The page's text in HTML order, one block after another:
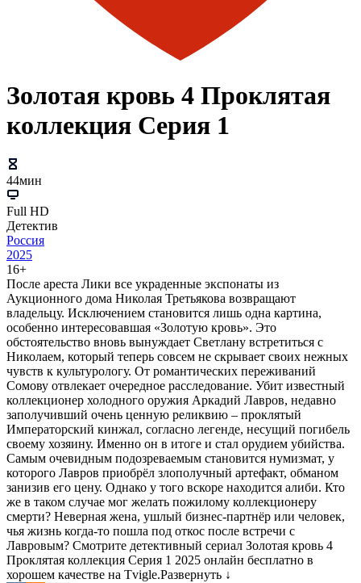
Золотая кровь 4 Проклятая
коллекция Серия 1
44мин
Full HD
Детектив
Россия
2025
16+
После ареста Лики все украденные экспонаты из
Аукционного дома Николая Третьякова возвращают
владельцу. Исключением становится лишь одна картина,
особенно интересовавшая «Золотую кровь». Это
обстоятельство вновь вынуждает Светлану встретиться с
Николаем, который теперь совсем не скрывает своих нежных
чувств к культурологу. От романтических переживаний
Сомову отвлекает очередное расследование. Убит известный
коллекционер холодного оружия Аркадий Лавров, недавно
заполучивший очень ценную реликвию – проклятый
Императорский кинжал, согласно легенде, несущий погибель
своему хозяину. Именно он в итоге и стал орудием убийства.
Самым очевидным подозреваемым становится нумизмат, у
которого Лавров приобрёл злополучный артефакт, обманом
занизив его цену. Однако у того вскоре находится алиби. Кто
же в таком случае мог желать пожилому коллекционеру
смерти? Неверная жена, ушлый бизнес-партнёр или человек,
чья жизнь когда-то пошла под откос после встречи с
Лавровым? Смотрите детективный сериал Золотая кровь 4
Проклятая коллекция Серия 1 2025 онлайн бесплатно в
хорошем качестве на Tvigle.Развернуть ↓